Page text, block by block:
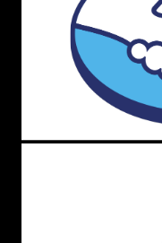
clean e cheio de estilo.
2. Preto com
preto com dourado
sofisticado e cheio de
3. Cinza com Azul
perfeita para compor